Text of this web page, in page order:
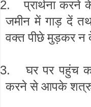
प्रार्थना करने
जमीन में गाड़ दें
वक्त पीछे मुड़कर न
घर पर पहुंच
करने से आपके शत्रु